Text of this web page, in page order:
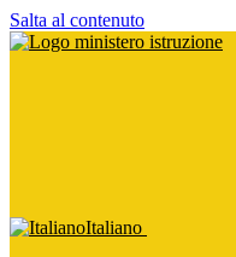
Salta al contenuto
Italiano